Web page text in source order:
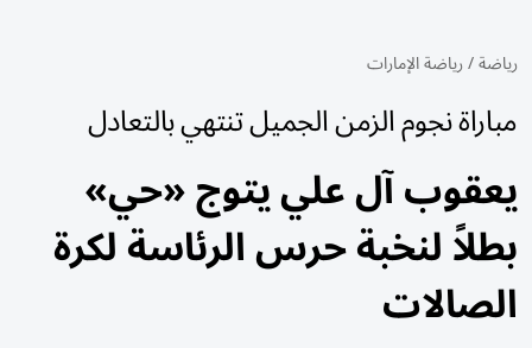
رياضة/رياضة الإمارات
مباراة نجوم الزمن الجميل تنتهي بالتعادل
يعقوب آل علي يتوج «حي»
بطلاً لنخبة حرس الرئاسة لكرة
الصالات